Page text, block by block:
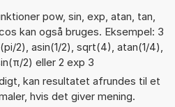
pow, sin, exp, atan, tan,
kan også bruges. Eksempel: 3
2), asin(1/2), sqrt(4), atan(1/4),
2) eller 2 exp 3
kan resultatet afrundes til et
hvis det giver mening.